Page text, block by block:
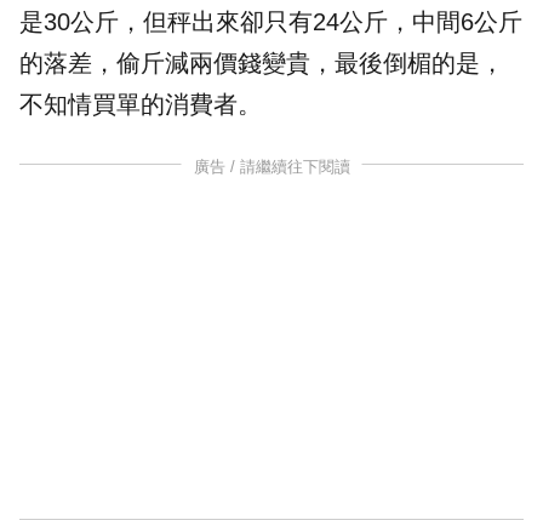
是30公斤，但秤出來卻只有24公斤，中間6公斤
的落差，偷斤減兩價錢變貴，最後倒楣的是，
不知情買單的消費者。
廣告 / 請繼續往下閱讀